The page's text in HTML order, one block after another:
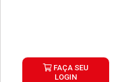
FAÇA SEU
LOGIN